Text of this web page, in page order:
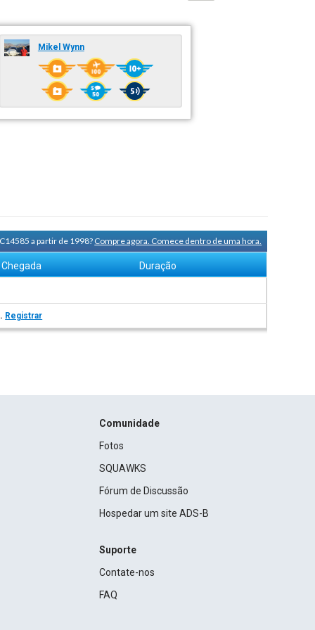
Mikel Wynn
a partir de 1998?Compre agora. Comece dentro de uma hora.
Chegada Duração
Registrar
Comunidade
Fotos
SQUAWKS
Fórum de Discussão
Hospedar um site ADS-B
Suporte
Contate-nos
FAQ